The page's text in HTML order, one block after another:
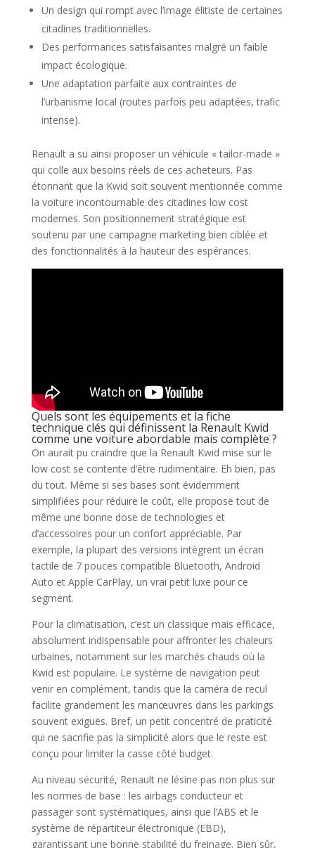
Un design qui rompt avec l’image élitiste de certaines
citadines traditionnelles.
Des performances satisfaisantes malgré un faible
impact écologique.
Une adaptation parfaite aux contraintes de
l’urbanisme local (routes parfois peu adaptées, trafic
intense).
Renault a su ainsi proposer un véhicule « tailor-made »
qui colle aux besoins réels de ces acheteurs. Pas
étonnant que la Kwid soit souvent mentionnée comme
la voiture incontournable des citadines low cost
modernes. Son positionnement stratégique est
soutenu par une campagne marketing bien ciblée et
des fonctionnalités à la hauteur des espérances.
Quels sont les équipements et la fiche
technique clés qui définissent la Renault Kwid
comme une voiture abordable mais complète ?
On aurait pu craindre que la Renault Kwid mise sur le
low cost se contente d’être rudimentaire. Eh bien, pas
du tout. Même si ses bases sont évidemment
simplifiées pour réduire le coût, elle propose tout de
même une bonne dose de technologies et
d’accessoires pour un confort appréciable. Par
exemple, la plupart des versions intègrent un écran
tactile de 7 pouces compatible Bluetooth, Android
Auto et Apple CarPlay, un vrai petit luxe pour ce
segment.
Pour la climatisation, c’est un classique mais efficace,
absolument indispensable pour affronter les chaleurs
urbaines, notamment sur les marchés chauds où la
Kwid est populaire. Le système de navigation peut
venir en complément, tandis que la caméra de recul
facilite grandement les manœuvres dans les parkings
souvent exiguës. Bref, un petit concentré de praticité
qui ne sacrifie pas la simplicité alors que le reste est
conçu pour limiter la casse côté budget.
Au niveau sécurité, Renault ne lésine pas non plus sur
les normes de base : les airbags conducteur et
passager sont systématiques, ainsi que l’ABS et le
système de répartiteur électronique (EBD),
garantissant une bonne stabilité du freinage. Bien sûr,